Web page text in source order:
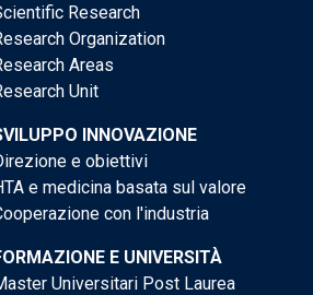
Research
Organization
Areas
Unit
INNOVAZIONE
e obiettivi
e medicina basata sul valore
con l'industria
E UNIVERSITÀ
Universitari Post Laurea